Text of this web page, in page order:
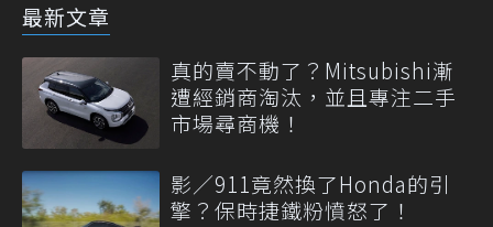
最新文章
真的賣不動了？Mitsubishi漸
遭經銷商淘汰，並且專注二手
市場尋商機！
影／911竟然換了Honda的引
擎？保時捷鐵粉憤怒了！